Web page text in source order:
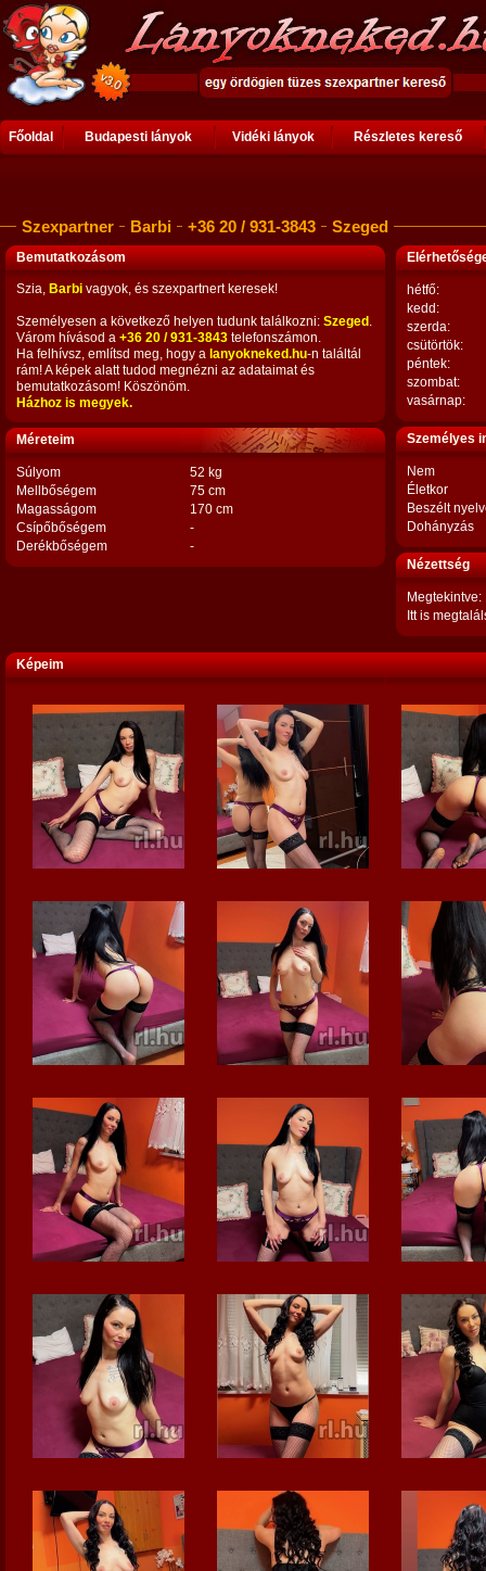
Főoldal Budapesti lányok Vidéki lányok Részletes kereső
Szexpartner Barbi +36 20 / 931-3843 Szeged
Bemutatkozásom
Szia, Barbi vagyok, és szexpartnert keresek!
Személyesen a következő helyen tudunk találkozni: Szeged .
Várom hívásod a +36 20 / 931-3843 telefonszámon.
Ha felhívsz, említsd meg, hogy a lanyokneked.hu-n találtál
rám! A képek alatt tudod megnézni az adataimat és
bemutatkozásom! Köszönöm.
Házhoz is megyek.
Méreteim
Súlyom
52 kg
Mellbőségem
75 cm
Magasságom
170 cm
Csípőbőségem
-
Derékbőségem
-
hétfő:
kedd:
szerda:
csütörtök:
péntek:
szombat:
vasárnap:
Személyes
Nem
Életkor
Beszélt
Dohányzás
Nézettség
Megtekintve:
Itt is
Képeim